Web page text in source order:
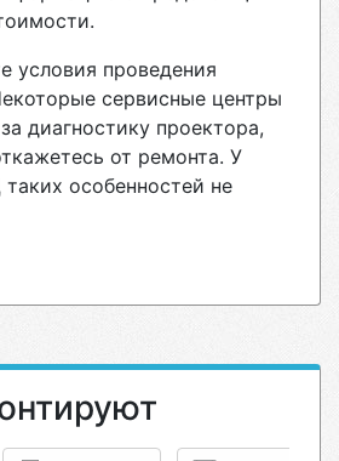
условия проведения
сервисные центры
диагностику проектора,
от ремонта. У
особенностей не